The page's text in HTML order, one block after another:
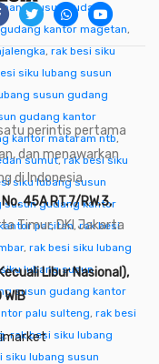
susun gudang
kantor magetan,
, rak besi siku
siku lubang susun
susun gudang
gudang kantor
kantor mataram ntb,
sumut,rak besi siku
siku lubang susun
susun gudang kantor
pacitan,rak besi
, rak besi siku lubang
lubang susun
susun gudang kantor
palu sulteng, rak besi
,rak besi siku lubang
siku lubang susun
perintis pertama
dan menawarkan
di Indonesia
45A RT.7/RW.3,
Timur, DKI Jakarta
Libur Nasional),